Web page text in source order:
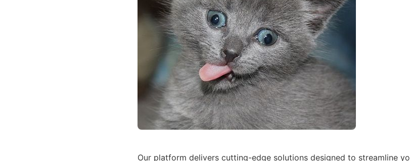
Our platform delivers cutting-edge solutions designed to streamline